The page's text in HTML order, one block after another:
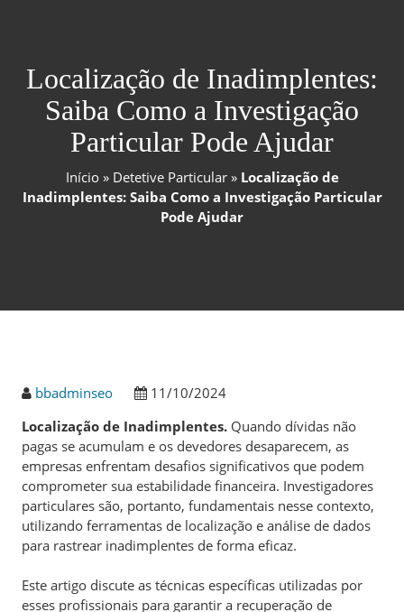
Localização de Inadimplentes:
Saiba Como a Investigação
Particular Pode Ajudar
Início» Detetive Particular» Localização de
Inadimplentes: Saiba Como a Investigação Particular
Pode Ajudar
bbadminseo
11/10/2024
Localização de Inadimplentes. Quando dívidas não
pagas se acumulam e os devedores desaparecem, as
empresas enfrentam desafios significativos que podem
comprometer sua estabilidade financeira. Investigadores
particulares são, portanto, fundamentais nesse contexto,
utilizando ferramentas de localização e análise de dados
para rastrear inadimplentes de forma eficaz.
Este artigo discute as técnicas específicas utilizadas por
esses profissionais para garantir a recuperação de